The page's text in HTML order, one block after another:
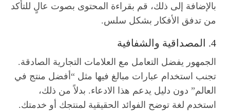
بالإضافة إلى ذلك، قم بقراءة المحتوى بصوت عالٍ للتأكد
من تدفق الأفكار بشكل سلس.
4. المصداقية والشفافية
الجمهور يفضل التعامل مع العلامات التجارية الصادقة.
تجنب استخدام عبارات مبالغ فيها مثل “أفضل منتج في
العالم” دون دليل يدعم هذا الادعاء. بدلاً من ذلك،
استخدم لغة توضح الفوائد الحقيقية لمنتجك أو خدمتك.